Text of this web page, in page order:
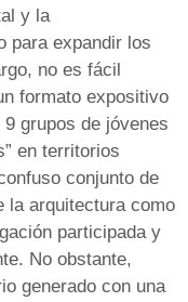
y la
para expandir los
no es fácil
formato expositivo
grupos de jóvenes
en territorios
conjunto de
la arquitectura como
participada y
No obstante,
generado con una